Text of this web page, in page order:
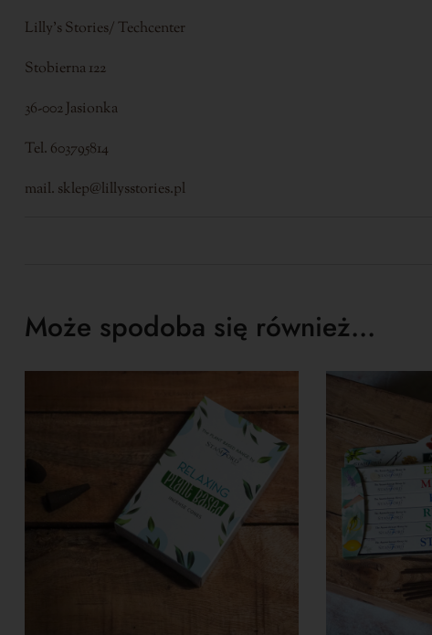
Lilly’s Stories/ Techcenter
Stobierna 122
36-002 Jasionka
Tel. 603795814
mail. sklep@lillysstories.pl
Może spodoba się również…